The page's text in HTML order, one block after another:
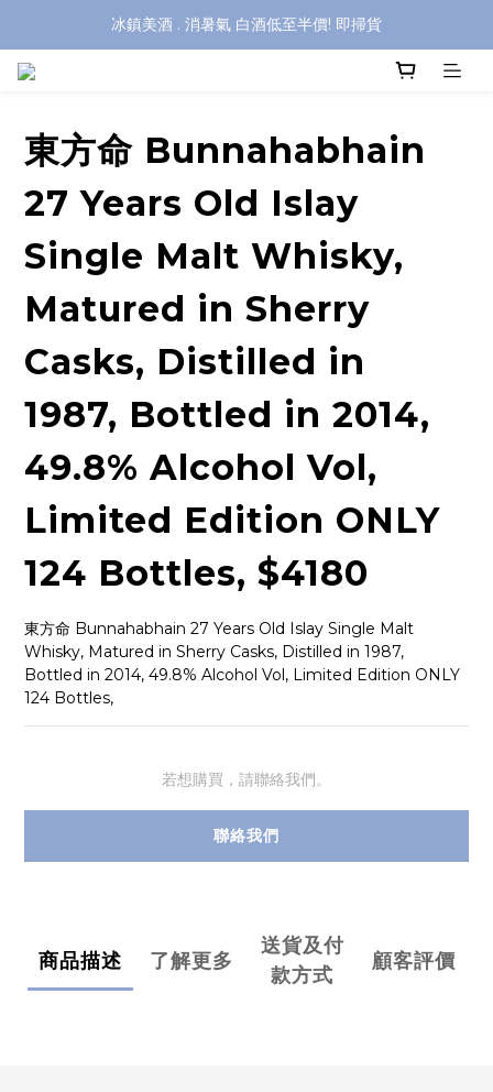
冰鎮美酒 . 消暑氣 白酒低至半價! 即掃貨
東方命 Bunnahabhain
27 Years Old Islay
Single Malt Whisky,
Matured in Sherry
Casks, Distilled in
1987, Bottled in 2014,
49.8% Alcohol Vol,
Limited Edition ONLY
124 Bottles, $4180
東方命 Bunnahabhain 27 Years Old Islay Single Malt
Whisky, Matured in Sherry Casks, Distilled in 1987,
Bottled in 2014, 49.8% Alcohol Vol, Limited Edition ONLY
124 Bottles,
若想購買，請聯絡我們。
聯絡我們
商品描述 了解更多
送貨及付
款方式
顧客評價